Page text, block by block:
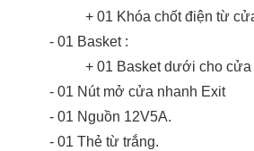
+ 01 Khóa chốt điện từ
- 01 Basket :
+ 01 Basket dưới cho
- 01 Nút mở cửa nhanh Exit
- 01 Nguồn 12V5A.
- 01 Thẻ từ trắng.